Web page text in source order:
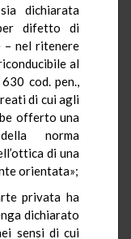
dichiarata
per difetto di
– nel ritenere
al
cod. pen.,
di cui agli
offerto una
norma
di una
orientata»;
privata ha
dichiarato
sensi di cui